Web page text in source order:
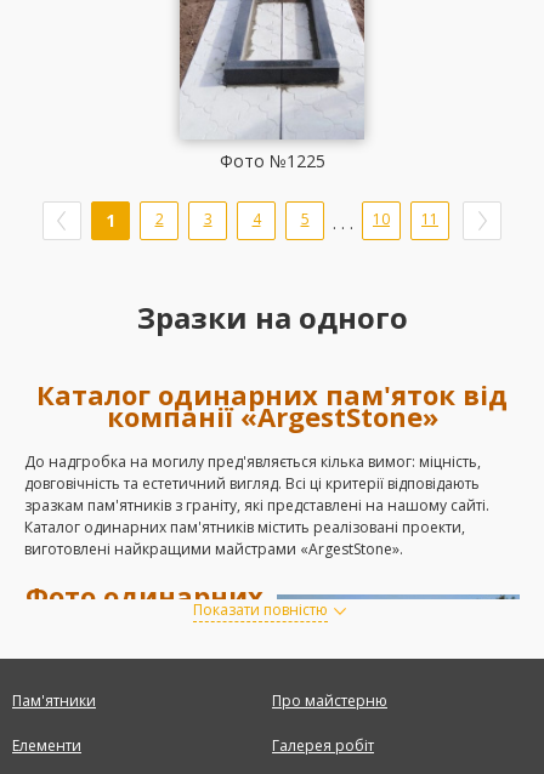
Фото №1225
1 2 3 4 5 . . . 10 11
Зразки на одного
Каталог одинарних пам'яток від
компанії «ArgestStone»
До надгробка на могилу пред'являється кілька вимог: міцність,
довговічність та естетичний вигляд. Всі ці критерії відповідають
зразкам пам'ятників з граніту, які представлені на нашому сайті.
Каталог одинарних пам'ятників містить реалізовані проекти,
виготовлені найкращими майстрами «ArgestStone».
Фото одинарних
пам'ятників із
клієнтів, які бажають отримати
років. У нашому каталозі зібрані
Показати повністю
Пам'ятники
Елементи
Про майстерню
Галерея робіт